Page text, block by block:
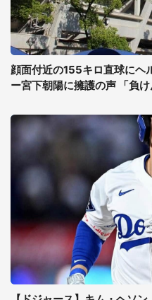
顔面付近の155キロ直球にヘ
ー宮下朝陽に擁護の声 「負